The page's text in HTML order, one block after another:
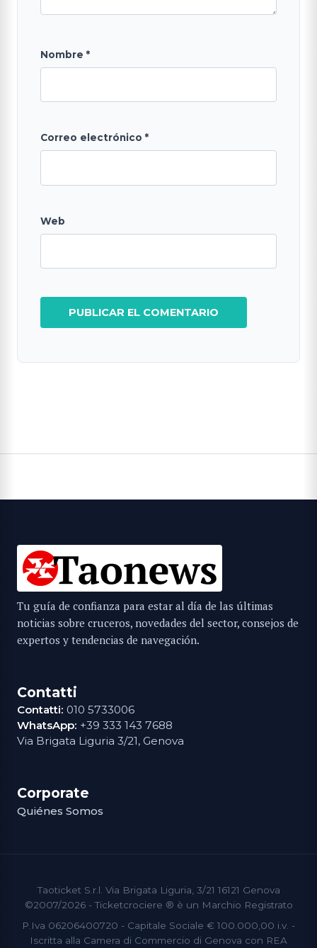
Nombre *
Correo electrónico *
Web
Tu guía de confianza para estar al día de las últimas
noticias sobre cruceros, novedades del sector, consejos de
expertos y tendencias de navegación.
Contatti
Contatti: 010 5733006
WhatsApp: +39 333 143 7688
Via Brigata Liguria 3/21, Genova
Corporate
Quiénes Somos
Taoticket S.r.l. Via Brigata Liguria, 3/21 16121 Genova
©2007/2026 - Ticketcrociere ® è un Marchio Registrato
P.Iva 06206400720 - Capitale Sociale € 100.000,00 i.v. -
Iscritta alla Camera di Commercio di Genova con REA